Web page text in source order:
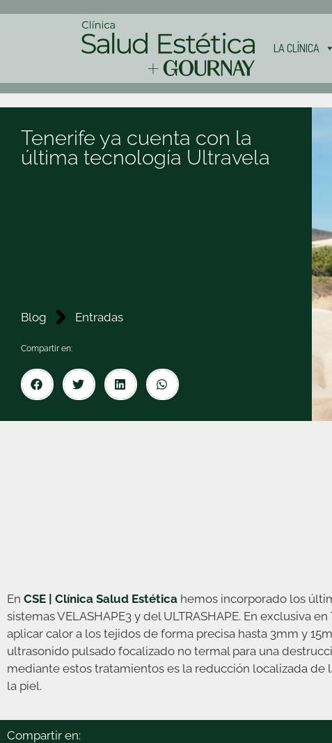
LA CLÍNICA
Tenerife ya cuenta con la
última tecnología Ultravela
Blog Entradas
Compartir en:
En CSE | Clínica Salud Estética hemos incorporado los
sistemas VELASHAPE3 y del ULTRASHAPE. En exclusiva
aplicar calor a los tejidos de forma precisa hasta 3mm y
ultrasonido pulsado focalizado no termal para una
mediante estos tratamientos es la reducción localizada
la piel.
Compartir en: